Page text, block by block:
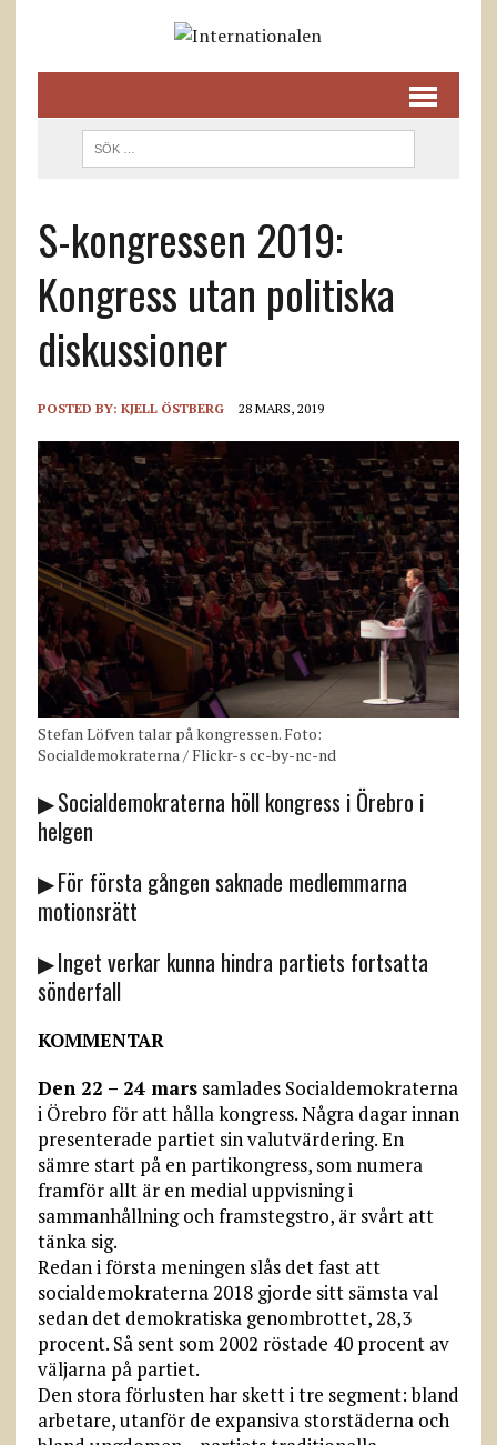
S-kongressen 2019:
Kongress utan politiska
diskussioner
POSTED BY: KJELL ÖSTBERG 28 MARS, 2019
Stefan Löfven talar på kongressen. Foto:
Socialdemokraterna / Flickr-s cc-by-nc-nd
▶ Socialdemokraterna höll kongress i Örebro i
helgen
▶ För första gången saknade medlemmarna
motionsrätt
▶ Inget verkar kunna hindra partiets fortsatta
sönderfall
KOMMENTAR
Den 22 – 24 marssamlades Socialdemokraterna
i Örebro för att hålla kongress. Några dagar innan
presenterade partiet sin valutvärdering. En
sämre start på en partikongress, som numera
framför allt är en medial uppvisning i
sammanhållning och framstegstro, är svårt att
tänka sig.
Redan i första meningen slås det fast att
socialdemokraterna 2018 gjorde sitt sämsta val
sedan det demokratiska genombrottet, 28,3
procent. Så sent som 2002 röstade 40 procent av
väljarna på partiet.
Den stora förlusten har skett i tre segment: bland
arbetare, utanför de expansiva storstäderna och